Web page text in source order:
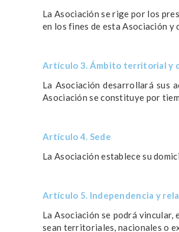
La Asociación se rige por los
en los fines de esta Asociación
Artículo 3. Ámbito territorial y
La Asociación desarrollará sus
Asociación se constituye por
Artículo 4. Sede
La Asociación establece su
Artículo 5. Independencia y
La Asociación se podrá vincular,
sean territoriales, nacionales o